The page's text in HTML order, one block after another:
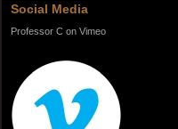
Social Media
Professor C on Vimeo